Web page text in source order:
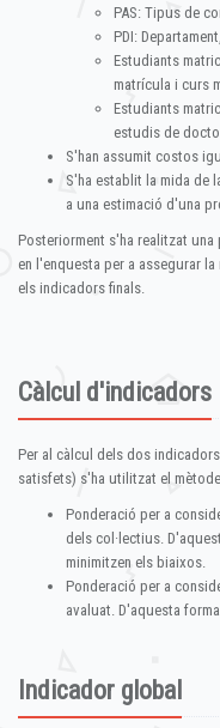
PAS: Tipus de
PDI:
Estudiants
matrícula i curs
Estudiants
estudis de
S'han assumit costos
S'ha establit la mida de
a una estimació d'una
Posteriorment s'ha realitzat
en l'enquesta per a assegurar
els indicadors finals.
Càlcul d'indicadors
Per al càlcul dels dos
satisfets) s'ha utilitzat el
Ponderació per a
dels col·lectius.
minimitzen els biaixos.
Ponderació per a
avaluat. D'aquesta
Indicador global